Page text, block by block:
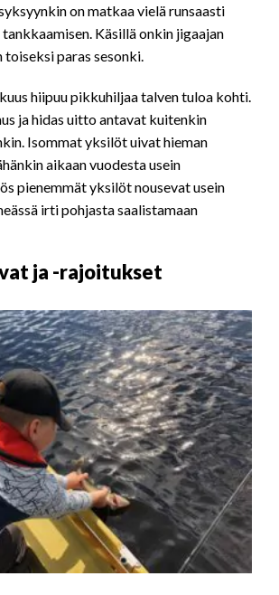
on matkaa vielä runsaasti
Käsillä onkin jigaajan
toiseksi paras sesonki.
hiipuu pikkuhiljaa talven tuloa kohti.
ja hidas uitto antavat kuitenkin
Isommat yksilöt uivat hieman
aikaan vuodesta usein
pienemmät yksilöt nousevat usein
irti pohjasta saalistamaan
ja -rajoitukset